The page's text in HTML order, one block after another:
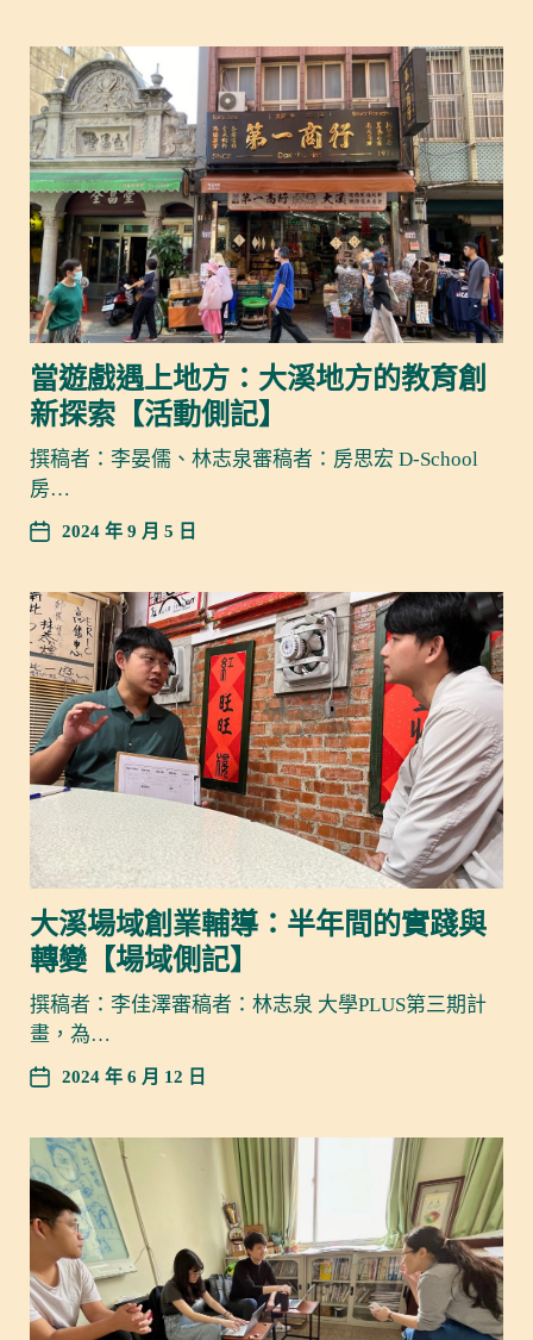
當遊戲遇上地方：大溪地方的教育創
新探索【活動側記】
撰稿者：李晏儒、林志泉審稿者：房思宏 D-School
房…
2024 年 9 月 5 日
大溪場域創業輔導：半年間的實踐與
轉變【場域側記】
撰稿者：李佳澤審稿者：林志泉 大學PLUS第三期計
畫，為…
2024 年 6 月 12 日